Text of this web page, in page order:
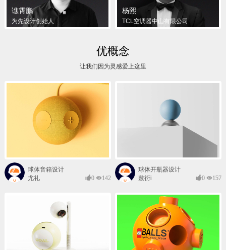
谯霄鹏
为先设计创始人
杨熙
TCL空调器中山有限公司
优概念
让我们因为灵感爱上这里
球体音箱设计
尤礼
0 142
球体开瓶器设计
敷衍i
0 157